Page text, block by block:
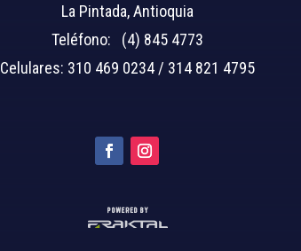
La Pintada, Antioquia
Teléfono: (4) 845 4773
Celulares: 310 469 0234 / 314 821 4795